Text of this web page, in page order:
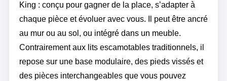
King : conçu pour gagner de la place, s’adapter à
chaque pièce et évoluer avec vous. Il peut être ancré
au mur ou au sol, ou intégré dans un meuble.
Contrairement aux lits escamotables traditionnels, il
repose sur une base modulaire, des pieds vissés et
des pièces interchangeables que vous pouvez